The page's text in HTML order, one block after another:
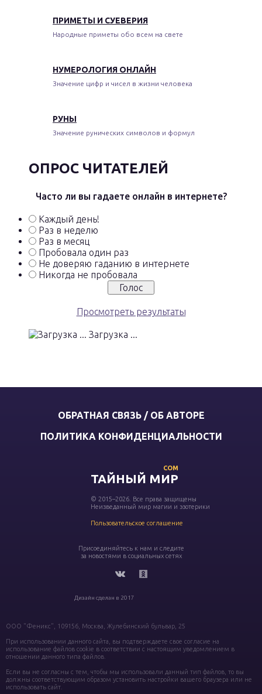
ПРИМЕТЫ И СУЕВЕРИЯ
Народные приметы обо всем на свете
НУМЕРОЛОГИЯ ОНЛАЙН
Значение цифр и чисел в жизни человека
РУНЫ
Значение рунических символов и формул
ОПРОС ЧИТАТЕЛЕЙ
Часто ли вы гадаете онлайн в интернете?
Каждый день!
Раз в неделю
Раз в месяц
Пробовала один раз
Не доверяю гаданию в интернете
Никогда не пробовала
Просмотреть результаты
Загрузка ...
ОБРАТНАЯ СВЯЗЬ / ОБ АВТОРЕ
ПОЛИТИКА КОНФИДЕНЦИАЛЬНОСТИ
ТАЙНЫЙ МИР
COM
© 2015–2026. Все права защищены
Неизведанный мир магии и эзотерики
Пользовательское соглашение
Присоединяйтесь к нам и следите
за новостями в социальных сетях
Дизайн сделан в 2017
ООО "Феникс", 109156, Москва, Жулебинский бульвар, 25
При использовании данного сайта, вы подтверждаете свое согласие на
использование файлов cookie в соответствии с настоящим уведомлением в
отношении данного типа файлов.
Если вы не согласны с тем, чтобы мы использовали данный тип файлов, то вы
должны соответствующим образом установить настройки вашего браузера или не
использовать сайт.